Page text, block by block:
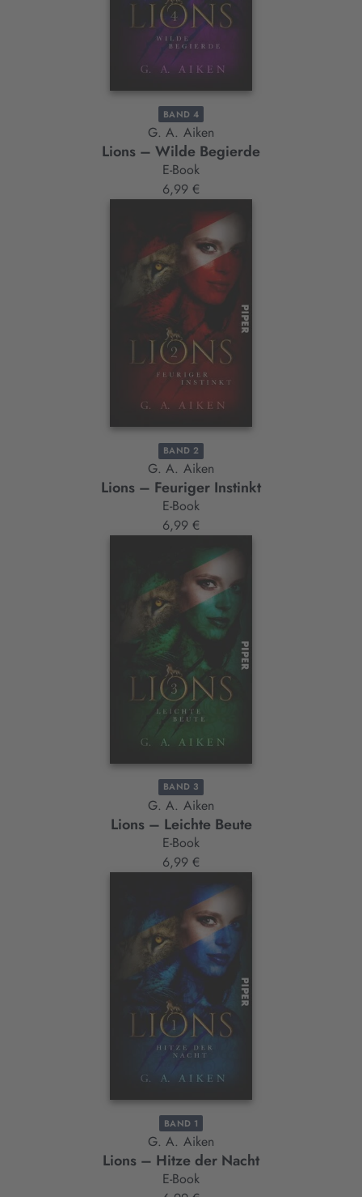
BAND 4
G. A. Aiken
Lions – Wilde Begierde
E-Book
6,99 €
BAND 2
G. A. Aiken
Lions – Feuriger Instinkt
E-Book
6,99 €
BAND 3
G. A. Aiken
Lions – Leichte Beute
E-Book
6,99 €
BAND 1
G. A. Aiken
Lions – Hitze der Nacht
E-Book